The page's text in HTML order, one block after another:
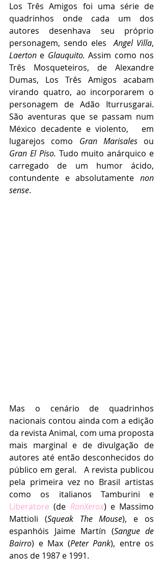
Los Três Amigos foi uma série de
quadrinhos onde cada um dos
autores desenhava seu próprio
personagem, sendo eles Angel Villa
Laerton e Glauquito. Assim como nos
Três Mosqueteiros, de Alexandre
Dumas, Los Três Amigos acabam
virando quatro, ao incorporarem o
personagem de Adão Iturrusgarai.
São aventuras que se passam num
México decadente e violento,   em
lugarejos como Gran Marisales
Gran El Piso. Tudo muito anárquico e
carregado de um humor ácido,
contundente e absolutamente non
sense.
Mas o cenário de quadrinhos
nacionais contou ainda com a edição
da revista Animal, com uma proposta
mais marginal e de divulgação de
autores até então desconhecidos do
público em geral.   A revista publicou
pela primeira vez no Brasil artistas
Liberatore (de RanXerox) e Massimo
Mattioli (Squeak The Mouse), e os
espanhóis Jaime Martín (Sangue de
Bairro) e Max (Peter Pank), entre os
anos de 1987 e 1991.